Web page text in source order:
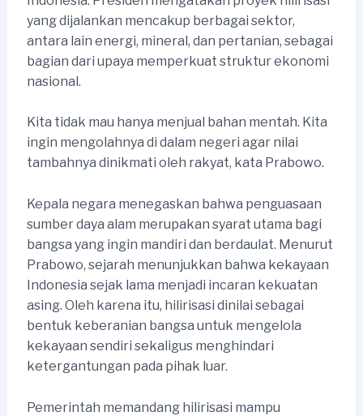
yang dijalankan mencakup berbagai sektor,
antara lain energi, mineral, dan pertanian, sebagai
bagian dari upaya memperkuat struktur ekonomi
nasional.
Kita tidak mau hanya menjual bahan mentah. Kita
ingin mengolahnya di dalam negeri agar nilai
tambahnya dinikmati oleh rakyat, kata Prabowo.
Kepala negara menegaskan bahwa penguasaan
sumber daya alam merupakan syarat utama bagi
bangsa yang ingin mandiri dan berdaulat. Menurut
Prabowo, sejarah menunjukkan bahwa kekayaan
Indonesia sejak lama menjadi incaran kekuatan
asing. Oleh karena itu, hilirisasi dinilai sebagai
bentuk keberanian bangsa untuk mengelola
kekayaan sendiri sekaligus menghindari
ketergantungan pada pihak luar.
Pemerintah memandang hilirisasi mampu